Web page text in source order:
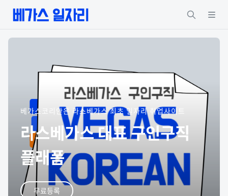
베가스코리안은 라스베가스 최초 일자리 취업사이트
라스베가스 대표 구인구직
플래폼
무료등록